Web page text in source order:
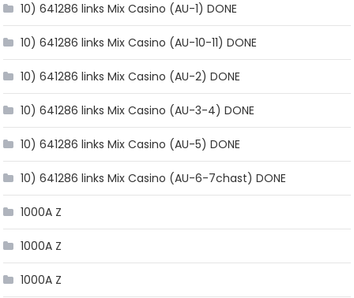
10) 641286 links Mix Casino (AU-1) DONE
10) 641286 links Mix Casino (AU-10-11) DONE
10) 641286 links Mix Casino (AU-2) DONE
10) 641286 links Mix Casino (AU-3-4) DONE
10) 641286 links Mix Casino (AU-5) DONE
10) 641286 links Mix Casino (AU-6-7chast) DONE
1000A Z
1000A Z
1000A Z